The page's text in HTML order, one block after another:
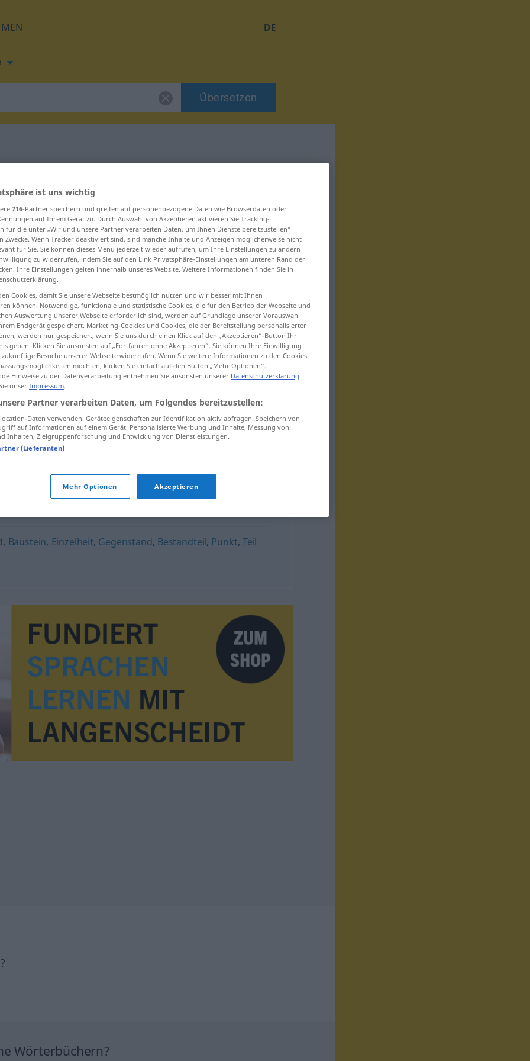
DE
Übersetzen
für "Modul"
Modul
, Baustein, Einzelheit, Gegenstand, Bestandteil, Punkt, Teil
Wörterbüchern?
ist uns wichtig
716-Partner speichern und greifen auf personenbezogene Daten wie Browserdaten oder
auf Ihrem Gerät zu. Durch Auswahl von Akzeptieren aktivieren Sie Tracking-
für die unter „Wir und unsere Partner verarbeiten Daten, um Ihnen Dienste bereitzustellen“
Zwecke. Wenn Tracker deaktiviert sind, sind manche Inhalte und Anzeigen möglicherweise nicht
für Sie. Sie können dieses Menü jederzeit wieder aufrufen, um Ihre Einstellungen zu ändern
zu widerrufen, indem Sie auf den Link Privatsphäre-Einstellungen am unteren Rand der
Ihre Einstellungen gelten innerhalb unseres Website. Weitere Informationen finden Sie in
Cookies, damit Sie unsere Webseite bestmöglich nutzen und wir besser mit Ihnen
können. Notwendige, funktionale und statistische Cookies, die für den Betrieb der Webseite und
Auswertung unserer Webseite erforderlich sind, werden auf Grundlage unserer Vorauswahl
Endgerät gespeichert. Marketing-Cookies und Cookies, die der Bereitstellung personalisierter
werden nur gespeichert, wenn Sie uns durch einen Klick auf den „Akzeptieren“-Button Ihr
geben. Klicken Sie ansonsten auf „Fortfahren ohne Akzeptieren“. Sie können Ihre Einwilligung
Besuche unserer Webseite widerrufen. Wenn Sie weitere Informationen zu den Cookies
möchten, klicken Sie einfach auf den Button „Mehr Optionen“.
Hinweise zu der Datenverarbeitung entnehmen Sie ansonsten unserer Datenschutzerklärung.
unser Impressum.
Partner verarbeiten Daten, um Folgendes bereitzustellen:
Daten verwenden. Geräteeigenschaften zur Identifikation aktiv abfragen. Speichern von
auf Informationen auf einem Gerät. Personalisierte Werbung und Inhalte, Messung von
Inhalten, Zielgruppenforschung und Entwicklung von Dienstleistungen.
(Lieferanten)
Mehr Optionen Akzeptieren